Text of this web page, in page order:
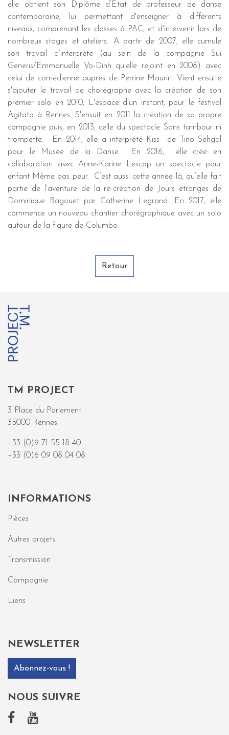
elle obtient son Diplôme d’État de professeur de danse
contemporaine, lui permettant d'enseigner à différents
niveaux, comprenant les classes à PAC, et d'intervenir lors de
nombreux stages et ateliers. A partir de 2007, elle cumule
son travail d’interprète (au sein de la compagnie Sui
Generis/Emmanuelle Vo-Dinh qu'elle rejoint en 2008) avec
celui de comédienne auprès de Perrine Maurin. Vient ensuite
s'ajouter le travail de chorégraphe avec la création de son
premier solo en 2010, L'espace d'un instant, pour le festival
Agitato à Rennes. S'ensuit en 2011 la création de sa propre
compagnie puis, en 2013, celle du spectacle Sans tambour ni
trompette. En 2014, elle a interprété Kiss de Tino Sehgal
pour le Musée de la Danse. En 2016, elle crée en
collaboration avec Anne-Karine Lescop un spectacle pour
enfant Même pas peur. C’est aussi cette année là, qu’elle fait
partie de l’aventure de la re-création de Jours étranges de
Dominique Bagouet par Catherine Legrand. En 2017, elle
commence un nouveau chantier chorégraphique avec un solo
autour de la figure de Columbo.
Retour
TM PROJECT
3 Place du Parlement
35000 Rennes
+33 (0)9 71 55 18 40
+33 (0)6 09 08 04 08
INFORMATIONS
Pièces
Autres projets
Transmission
Compagnie
Liens
NEWSLETTER
Abonnez-vous !
NOUS SUIVRE